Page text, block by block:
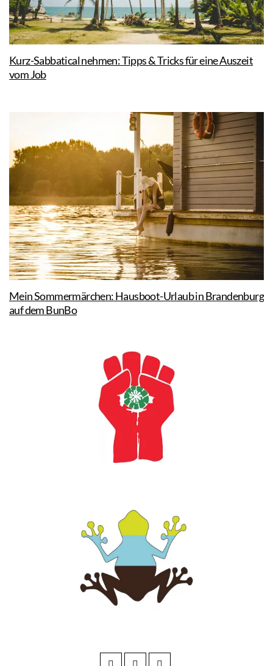
Kurz-Sabbatical nehmen: Tipps & Tricks für eine Auszeit
vom Job
Mein Sommermärchen: Hausboot-Urlaub in Brandenburg
auf dem BunBo